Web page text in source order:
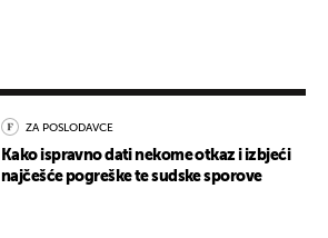
ZA POSLODAVCE
Kako ispravno dati nekome otkaz i izbjeći
najčešće pogreške te sudske sporove